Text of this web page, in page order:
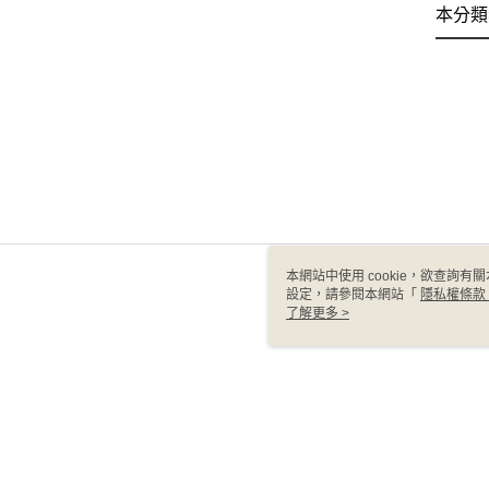
本分
本網站中使用 cookie，欲查詢有
設定，請參閱本網站「 隱私權條款
使用 cookie。
了解更多 >